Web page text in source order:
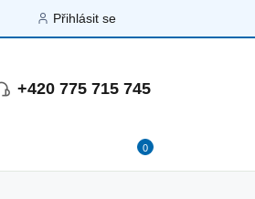
Přihlásit se
+420 775 715 745
0